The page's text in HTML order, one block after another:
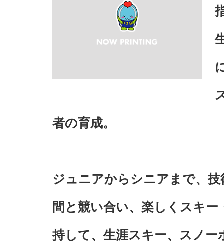
者の育成。
ジュニアからシニアまで、
間と競い合い、楽しくスキ
持して、生涯スキー、スノ